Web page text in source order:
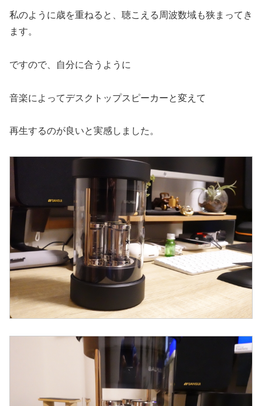
私のように歳を重ねると、聴こえる周波数域も狭まってき
ます。
ですので、自分に合うように
音楽によってデスクトップスピーカーと変えて
再生するのが良いと実感しました。